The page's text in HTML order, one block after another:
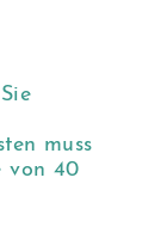
muss
von 40